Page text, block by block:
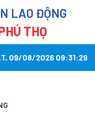
LAO ĐỘNG
THỌ
09/08/2026 09:31:29